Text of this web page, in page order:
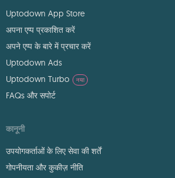
Uptodown App Store
अपना एप्प प्रकाशित करें
अपने एप्प के बारे में प्रचार करें
Uptodown Ads
Uptodown Turbo
नया
FAQs और सपोर्ट
कानूनी
उपयोगकर्ताओं के लिए सेवा की शर्तें
गोपनीयता और कुकीज़ नीति